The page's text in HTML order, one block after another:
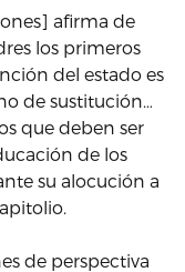
afirma de
los primeros
del estado es
de sustitución…
que deben ser
de los
su alocución a
de perspectiva